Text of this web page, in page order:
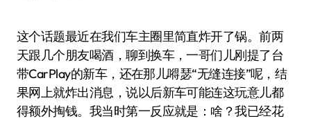
这个话题最近在我们车主圈里简直炸开了锅。前两
天跟几个朋友喝酒，聊到换车，一哥们儿刚提了台
带CarPlay的新车，还在那儿嘚瑟“无缝连接”呢，结
果网上就炸出消息，说以后新车可能连这玩意儿都
得额外掏钱。我当时第一反应就是：啥？我已经花